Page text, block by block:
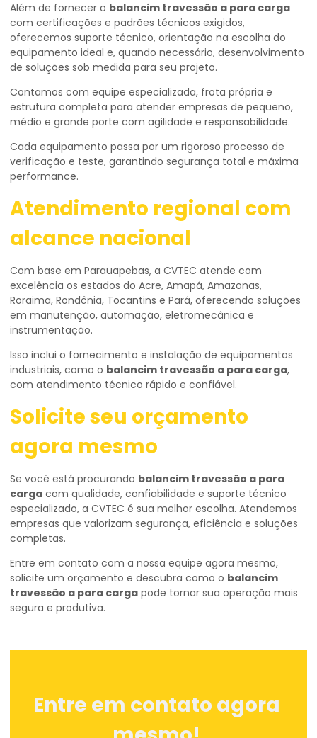
Além de fornecer o balancim travessão a para carga
com certificações e padrões técnicos exigidos,
oferecemos suporte técnico, orientação na escolha do
equipamento ideal e, quando necessário, desenvolvimento
de soluções sob medida para seu projeto.
Contamos com equipe especializada, frota própria e
estrutura completa para atender empresas de pequeno,
médio e grande porte com agilidade e responsabilidade.
Cada equipamento passa por um rigoroso processo de
verificação e teste, garantindo segurança total e máxima
performance.
Atendimento regional com
alcance nacional
Com base em Parauapebas, a CVTEC atende com
excelência os estados do Acre, Amapá, Amazonas,
Roraima, Rondônia, Tocantins e Pará, oferecendo soluções
em manutenção, automação, eletromecânica e
instrumentação.
Isso inclui o fornecimento e instalação de equipamentos
industriais, como o balancim travessão a para carga,
com atendimento técnico rápido e confiável.
Solicite seu orçamento
agora mesmo
Se você está procurando balancim travessão a para
carga com qualidade, confiabilidade e suporte técnico
especializado, a CVTEC é sua melhor escolha. Atendemos
empresas que valorizam segurança, eficiência e soluções
completas.
Entre em contato com a nossa equipe agora mesmo,
solicite um orçamento e descubra como o balancim
travessão a para carga pode tornar sua operação mais
segura e produtiva.
Entre em contato agora